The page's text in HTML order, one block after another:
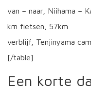
van – naar, Niihama –
km fietsen, 57km
verblijf, Tenjinyama
[/table]
Een korte